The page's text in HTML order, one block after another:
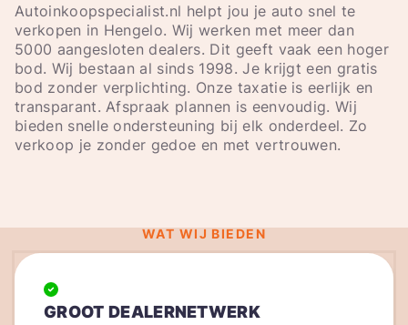
Autoinkoopspecialist.nl helpt jou je auto snel te
verkopen in Hengelo. Wij werken met meer dan
5000 aangesloten dealers. Dit geeft vaak een hoger
bod. Wij bestaan al sinds 1998. Je krijgt een gratis
bod zonder verplichting. Onze taxatie is eerlijk en
transparant. Afspraak plannen is eenvoudig. Wij
bieden snelle ondersteuning bij elk onderdeel. Zo
verkoop je zonder gedoe en met vertrouwen.
WAT WIJ BIEDEN
GROOT DEALERNETWERK